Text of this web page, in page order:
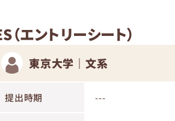
（エントリーシート）
東京大学｜文系
提出時期 ---